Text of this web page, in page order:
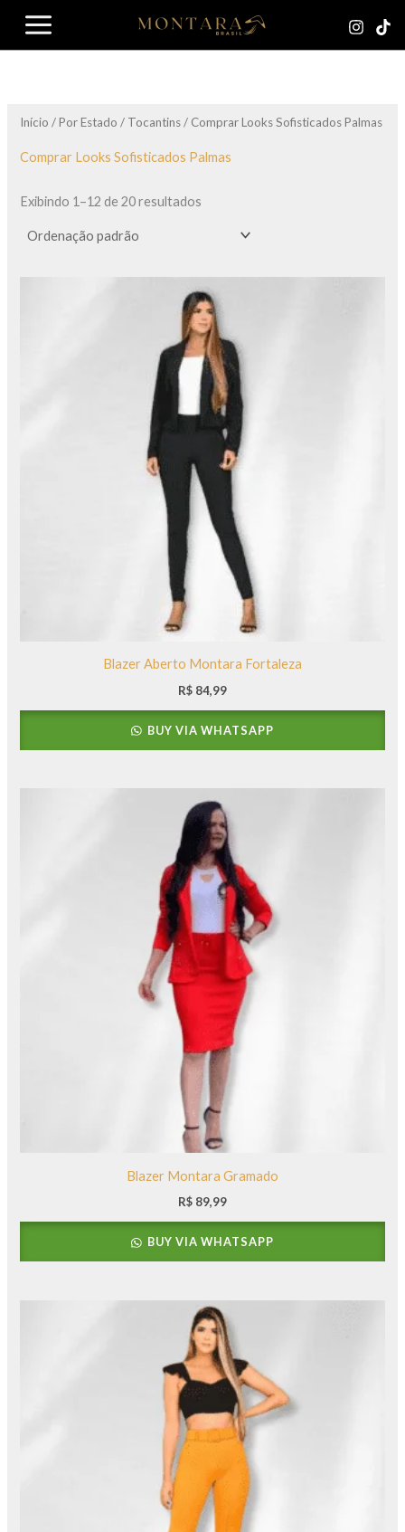
para
Início /Por Estado / Tocantins/ Comprar Looks Sofisticados Palmas
Comprar Looks Sofisticados Palmas
Exibindo 1–12 de 20 resultados
Blazer Aberto Montara Fortaleza
R$ 84,99
BUY VIA WHATSAPP
Blazer Montara Gramado
R$ 89,99
BUY VIA WHATSAPP